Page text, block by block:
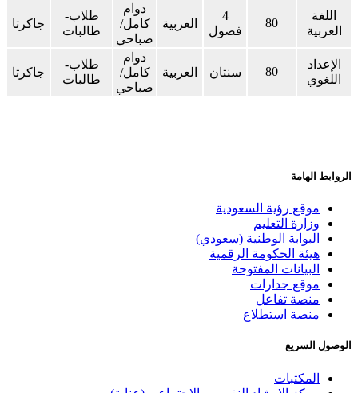
اللغة
العربية
​80
4
فصول
​العربية
​دوام
كامل/
صباحي
​طلاب-
طالبات
​جاكرتا​
الإعداد
اللغوي
​80 ​سنتان ​العربية
​دوام
كامل/
صباحي
​طلاب-
طالبات
​جاكرتا​
الروابط الهامة
موقع رؤية السعودية
وزارة التعليم
البوابة الوطنية (سعودي)
هيئة الحكومة الرقمية
البيانات المفتوحة
موقع جدارات
منصة تفاعل
منصة استطلاع
الوصول السريع
المكتبات